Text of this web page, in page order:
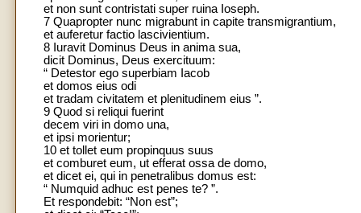
et non sunt contristati super ruina Ioseph.
7 Quapropter nunc migrabunt in capite transmigrantium,
et auferetur factio lascivientium.
8 Iuravit Dominus Deus in anima sua,
dicit Dominus, Deus exercituum:
“ Detestor ego superbiam Iacob
et domos eius odi
et tradam civitatem et plenitudinem eius ”.
9 Quod si reliqui fuerint
decem viri in domo una,
et ipsi morientur;
10 et tollet eum propinquus suus
et comburet eum, ut efferat ossa de domo,
et dicet ei, qui in penetralibus domus est:
“ Numquid adhuc est penes te? ”.
Et respondebit: “Non est”;